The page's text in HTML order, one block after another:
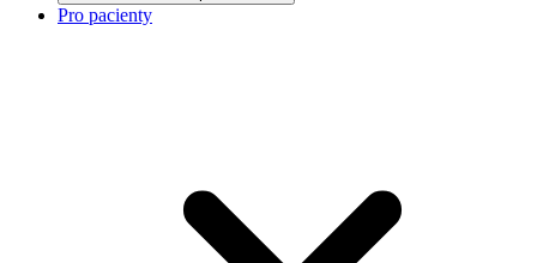
Pro pacienty